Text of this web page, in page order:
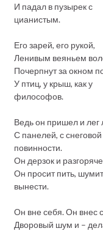
И падал в пузырек с
цианистым.
Его зарей, его рукой,
Ленивым веяньем
Почерпнут за окном
У птиц, у крыш, как у
философов.
Ведь он пришел и лег
С панелей, с снеговой
повинности.
Он дерзок и
Он просит пить,
вынести.
Он вне себя. Он внес
Дворовый шум и –